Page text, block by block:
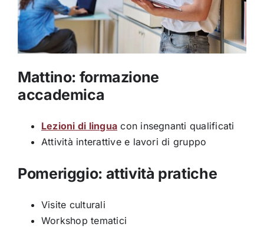
Mattino: formazione
accademica
Lezioni di lingua con insegnanti qualificati
Attività interattive e lavori di gruppo
Pomeriggio: attività pratiche
Visite culturali
Workshop tematici